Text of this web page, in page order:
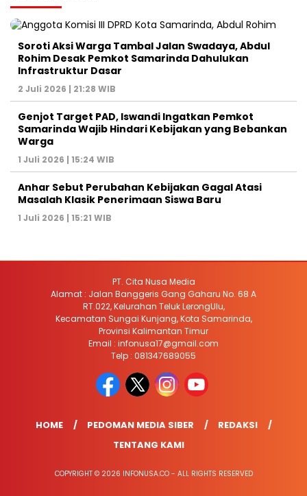
Soroti Aksi Warga Tambal Jalan Swadaya, Abdul
Rohim Desak Pemkot Samarinda Dahulukan
Infrastruktur Dasar
2 Juli 2026 | 21:28 WIB
Genjot Target PAD, Iswandi Ingatkan Pemkot
Samarinda Wajib Hindari Kebijakan yang Bebankan
Warga
1 Juli 2026 | 15:24 WIB
Anhar Sebut Perubahan Kebijakan Gagal Atasi
Masalah Klasik Penerimaan Siswa Baru
1 Juli 2026 | 15:21 WIB
PT. Cita Nusa Media
Alamat : Jalan Banggeris Gang Gaharu No. 68 A
RT.022, Kelurahan Teluk LerongUlu,
Kecamatan Sungai Kunjang, Kota Samarinda,
Provinsi Kalimantan Timur
Email : infonusa17@gmail.com
Telp : 081347689055
HOME PEDOMAN MEDIA SIBER
REDAKSI
TENTANG KAMI
COPYRIGHT © 2026 INFONUSA.CO - ALL RIGHTS RESERVED